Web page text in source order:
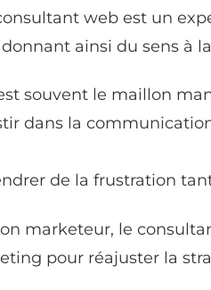
web est un
ainsi du sens à
souvent le maillon
dans la
de la frustration
marketeur, le
pour réajuster la